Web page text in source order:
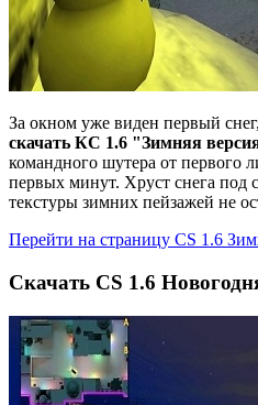
За окном уже виден первый
скачать КС 1.6 "Зимняя
командного шутера от первого
первых минут. Хруст снега под
текстуры зимних пейзажей не
Перейти на страницу CS 1.6
Cкачать CS 1.6